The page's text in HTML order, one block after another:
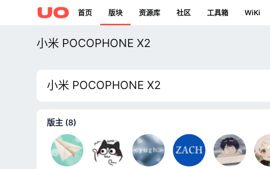
首页 版块 资源库 社区 工具箱 WiKi
小米 POCOPHONE X2
小米 POCOPHONE X2
版主 (8)